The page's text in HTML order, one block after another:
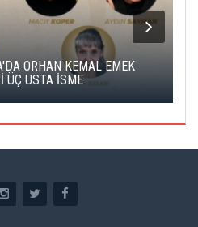
ORHAN KEMAL EMEK
ÜÇ USTA İSME